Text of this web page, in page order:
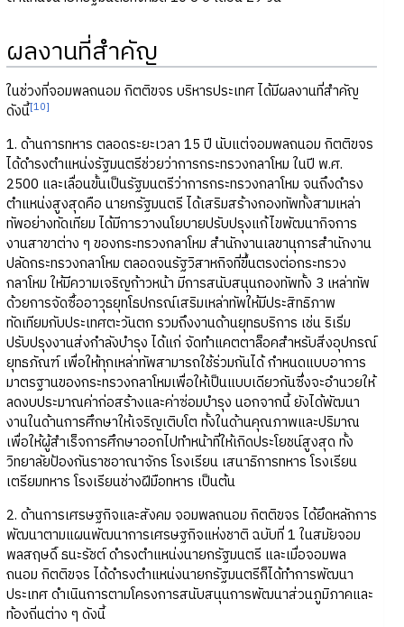
ผลงานที่สำคัญ
ในช่วงที่จอมพลถนอม กิตติขจร บริหารประเทศ ได้มีผลงานที่สำคัญ
ดังนี้[10]
1. ด้านการทหาร ตลอดระยะเวลา 15 ปี นับแต่จอมพลถนอม กิตติขจร
ได้ดำรงตำแหน่งรัฐมนตรีช่วยว่าการกระทรวงกลาโหม ในปี พ.ศ.
2500 และเลื่อนขั้นเป็นรัฐมนตรีว่าการกระทรวงกลาโหม จนถึงดำรง
ตำแหน่งสูงสุดคือ นายกรัฐมนตรี ได้เสริมสร้างกองทัพทั้งสามเหล่า
ทัพอย่างทัดเทียม ได้มีการวางนโยบายปรับปรุงแก้ไขพัฒนากิจการ
งานสาขาต่าง ๆ ของกระทรวงกลาโหม สำนักงานเลขานุการสำนักงาน
ปลัดกระทรวงกลาโหม ตลอดจนรัฐวิสาหกิจที่ขึ้นตรงต่อกระทรวง
กลาโหม ให้มีความเจริญก้าวหน้า มีการสนับสนุนกองทัพทั้ง 3 เหล่าทัพ
ด้วยการจัดซื้ออาวุธยุทโธปกรณ์เสริมเหล่าทัพให้มีประสิทธิภาพ
ทัดเทียมกับประเทศตะวันตก รวมถึงงานด้านยุทธบริการ เช่น ริเริ่ม
ปรับปรุงงานส่งกำลังบำรุง ได้แก่ จัดทำแคตตาล็อคสำหรับสิ่งอุปกรณ์
ยุทธภัณฑ์ เพื่อให้ทุกเหล่าทัพสามารถใช้ร่วมกันได้ กำหนดแบบอาการ
มาตรฐานของกระทรวงกลาโหมเพื่อให้เป็นแบบเดียวกันซึ่งจะอำนวยให้
ลดงบประมาณค่าก่อสร้างและค่าซ่อมบำรุง นอกจากนี้ ยังได้พัฒนา
งานในด้านการศึกษาให้เจริญเติบโต ทั้งในด้านคุณภาพและปริมาณ
เพื่อให้ผู้สำเร็จการศึกษาออกไปทำหน้าที่ให้เกิดประโยชน์สูงสุด ทั้ง
วิทยาลัยป้องกันราชอาณาจักร โรงเรียน เสนาธิการทหาร โรงเรียน
เตรียมทหาร โรงเรียนช่างฝีมือทหาร เป็นต้น
2. ด้านการเศรษฐกิจและสังคม จอมพลถนอม กิตติขจร ได้ยึดหลักการ
พัฒนาตามแผนพัฒนาการเศรษฐกิจแห่งชาติ ฉบับที่ 1 ในสมัยจอม
พลสฤษดิ์ ธนะรัชต์ ดำรงตำแหน่งนายกรัฐมนตรี และเมื่อจอมพล
ถนอม กิตติขจร ได้ดำรงตำแหน่งนายกรัฐมนตรีก็ได้ทำการพัฒนา
ประเทศ ดำเนินการตามโครงการสนับสนุนการพัฒนาส่วนภูมิภาคและ
ท้องถิ่นต่าง ๆ ดังนี้